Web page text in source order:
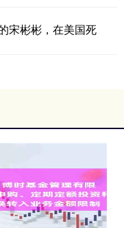
宋彬彬，在美国死